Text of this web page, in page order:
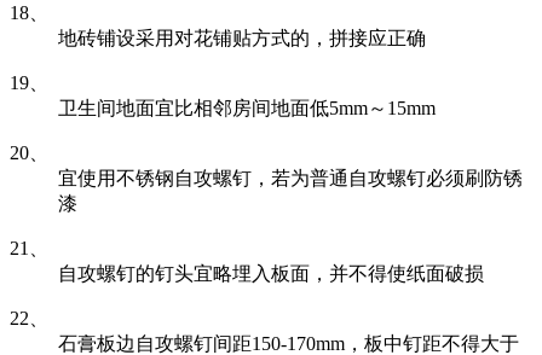
18、
地砖铺设采用对花铺贴方式的，拼接应正确
19、
卫生间地面宜比相邻房间地面低5mm～15mm
20、
宜使用不锈钢自攻螺钉，若为普通自攻螺钉必须刷防锈
漆
21、
自攻螺钉的钉头宜略埋入板面，并不得使纸面破损
22、
石膏板边自攻螺钉间距150-170mm，板中钉距不得大于